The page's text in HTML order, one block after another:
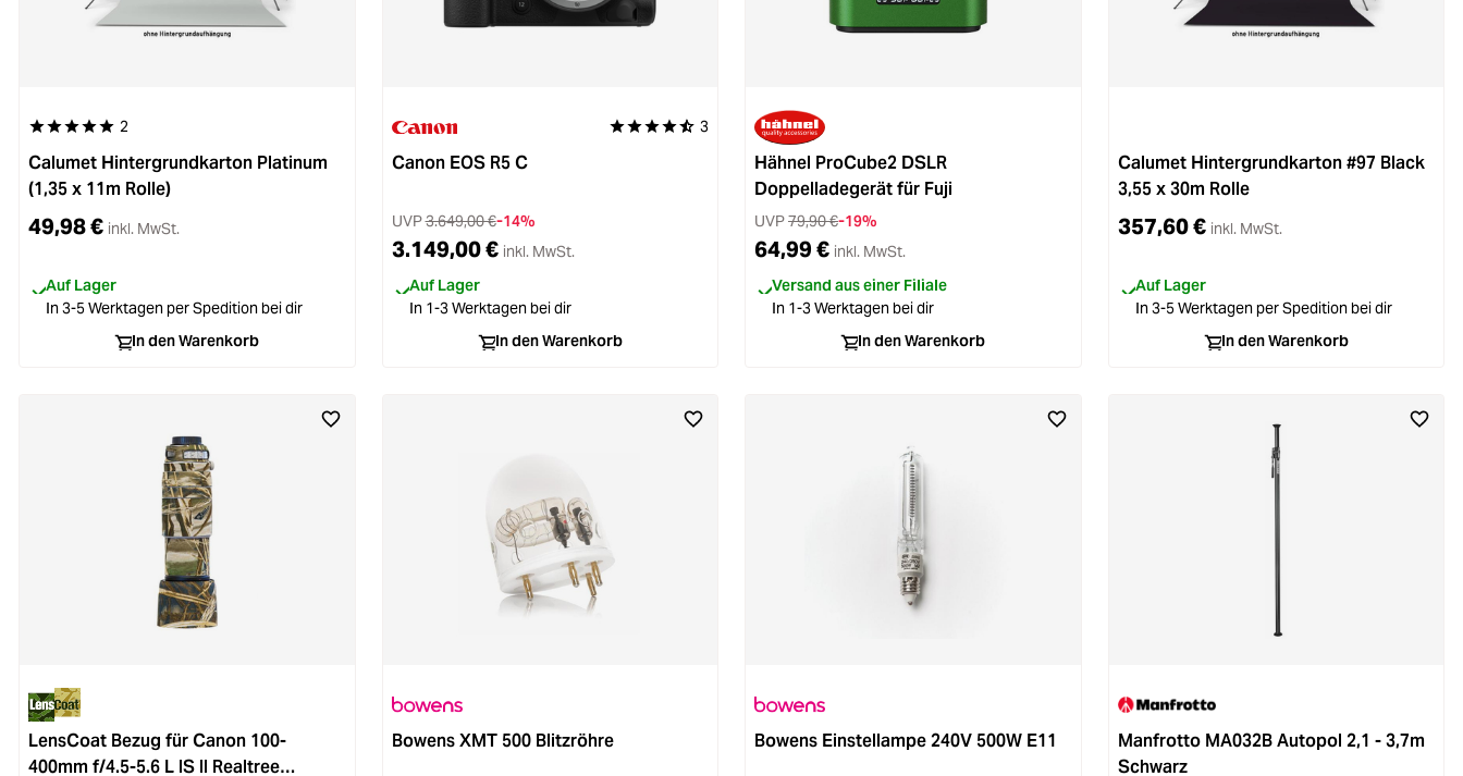
Durchschnittliche Bewertung von 5 von 5 Sternen
2
Calumet Hintergrundkarton Platinum
(1,35 x 11m Rolle)
49,98 € inkl. MwSt.
Auf Lager
In 3-5 Werktagen per Spedition bei dir
In den Warenkorb
Durchschnittliche Bewertung von 4.6 von 5 Sternen
3
Canon EOS R5 C
UVP3.649,00 €-14%
3.149,00 € inkl. MwSt.
Auf Lager
In 1-3 Werktagen bei dir
In den Warenkorb
Hähnel ProCube2 DSLR
Doppelladegerät für Fuji
UVP79,90 €-19%
64,99 € inkl. MwSt.
Versand aus einer Filiale
In 1-3 Werktagen bei dir
In den Warenkorb
Calumet Hintergrundkarton #97 Black
3,55 x 30m Rolle
357,60 € inkl. MwSt.
Auf Lager
In 3-5 Werktagen per Spedition bei dir
In den Warenkorb
LensCoat Bezug für Canon 100-
400mm f/4.5-5.6 L IS II Realtree
Bowens XMT 500 Blitzröhre Bowens Einstellampe 240V 500W E11
Manfrotto MA032B Autopol 2,1 - 3,7m
Schwarz